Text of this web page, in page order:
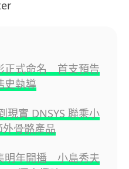
正式命名 首支預告
執導
現實 DNSYS 聯乘小
骨骼產品
明年開播 小島秀夫